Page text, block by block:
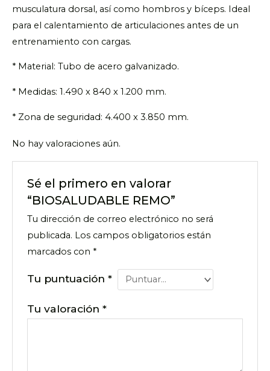
musculatura dorsal, así como hombros y bíceps. Ideal
para el calentamiento de articulaciones antes de un
entrenamiento con cargas.
* Material: Tubo de acero galvanizado.
* Medidas: 1.490 x 840 x 1.200 mm.
* Zona de seguridad: 4.400 x 3.850 mm.
No hay valoraciones aún.
Sé el primero en valorar
“BIOSALUDABLE REMO”
Tu dirección de correo electrónico no será
publicada. Los campos obligatorios están
marcados con *
Tu puntuación*
Tu valoración*